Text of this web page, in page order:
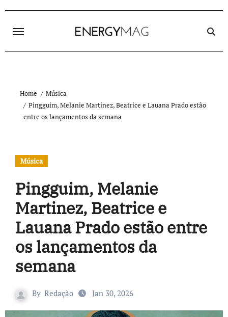
content
Home
Música
Pingguim, Melanie Martinez, Beatrice e Lauana Prado estão
entre os lançamentos da semana
Música
Pingguim, Melanie
Martinez, Beatrice e
Lauana Prado estão entre
os lançamentos da
semana
By Redação Jan 30, 2026